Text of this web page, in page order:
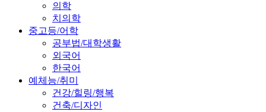
의학
치의학
중고등/어학
공부법/대학생활
외국어
한국어
예체능/취미
건강/힐링/행복
건축/디자인